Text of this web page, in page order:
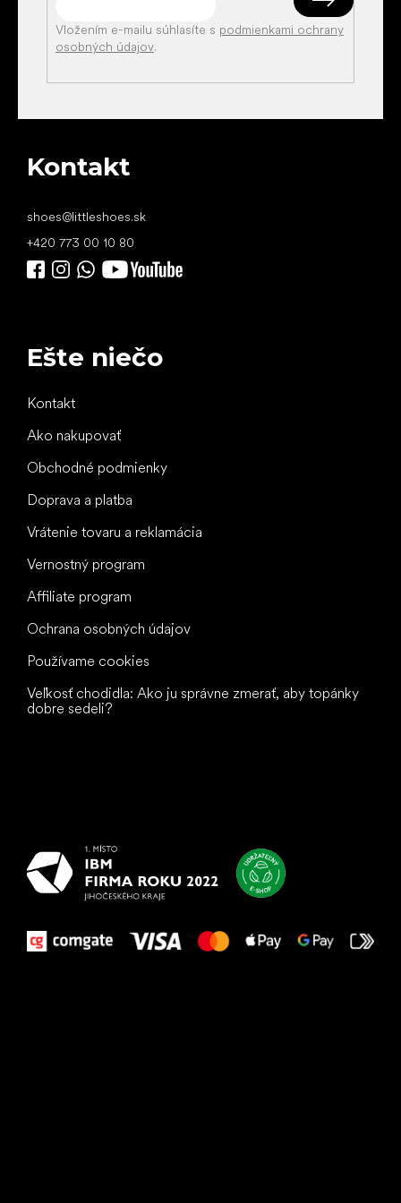
Vložením e-mailu súhlasíte s podmienkami ochrany
osobných údajov.
Kontakt
shoes@littleshoes.sk
+420 773 00 10 80
Ešte niečo
Kontakt
Ako nakupovať
Obchodné podmienky
Doprava a platba
Vrátenie tovaru a reklamácia
Vernostný program
Affiliate program
Ochrana osobných údajov
Používame cookies
Veľkosť chodidla: Ako ju správne zmerať, aby topánky
dobre sedeli?